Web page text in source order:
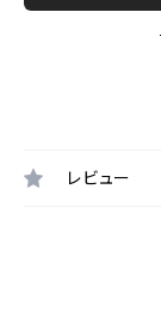
レビュー